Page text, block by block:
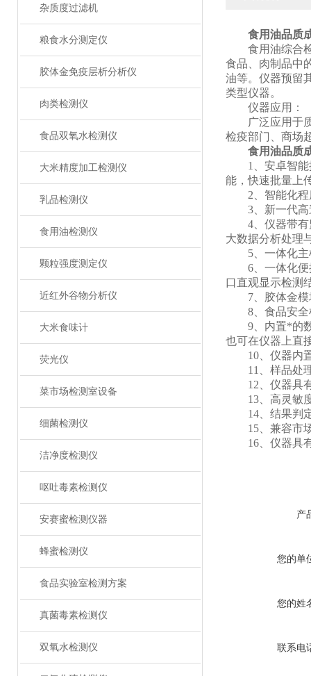
杂质度过滤机
粮食水分测定仪
胶体金免疫层析分析仪
肉类检测仪
食品双氧水检测仪
大米精度加工检测仪
乳品检测仪
食用油检测仪
颗粒强度测定仪
近红外谷物分析仪
大米食味计
荧光仪
菜市场检测室设备
细菌检测仪
洁净度检测仪
呕吐毒素检测仪
安赛蜜检测仪器
蜂蜜检测仪
食品实验室检测方案
真菌毒素检测仪
双氧水检测仪
食用油品质
食用油综合检
食品、肉制品中
油等。仪器预留
类型仪器。
仪器应用：
广泛应用于质
检疫部门、商场
食用油品质
1、安卓智能操
能，快速批量上
2、智能化程度
3、新一代高速
4、仪器带有监
大数据分析处理
5、一体化主
6、一体化便携
口直观显示检测
7、胶体金模块
8、食品安全检
9、内置*的数
也可在仪器上直
10、仪器内置
11、样品处理
12、仪器具有
13、高灵敏度
14、结果判定
15、兼容市场
16、仪器具有
产
您的单
您的姓
联系电